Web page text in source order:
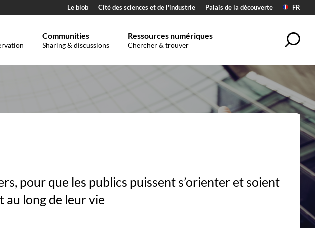
Le blob Cité des sciences et de l'industrie Palais de la découverte FR
Communities
Sharing & discussions
Ressources numériques
Chercher & trouver
pour que les publics puissent s’orienter et soient
au long de leur vie